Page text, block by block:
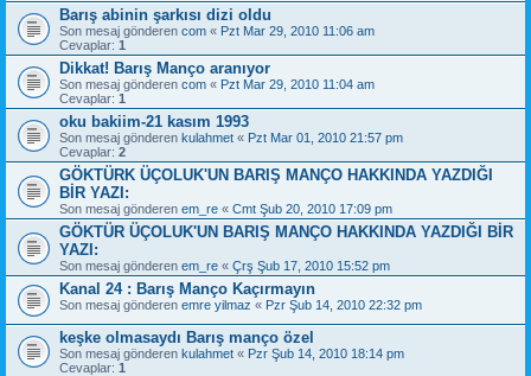
Barış abinin şarkısı dizi oldu
Son mesaj gönderen com « Pzt Mar 29, 2010 11:06 am
Cevaplar: 1
Dikkat! Barış Manço aranıyor
Son mesaj gönderen com « Pzt Mar 29, 2010 11:04 am
Cevaplar: 1
oku bakiim-21 kasım 1993
Son mesaj gönderen kulahmet « Pzt Mar 01, 2010 21:57 pm
Cevaplar: 2
GÖKTÜRK ÜÇOLUK'UN BARIŞ MANÇO HAKKINDA YAZDIĞI
BİR YAZI:
Son mesaj gönderen em_re « Cmt Şub 20, 2010 17:09 pm
GÖKTÜR ÜÇOLUK'UN BARIŞ MANÇO HAKKINDA YAZDIĞI BİR
YAZI:
Son mesaj gönderen em_re « Çrş Şub 17, 2010 15:52 pm
Kanal 24 : Barış Manço Kaçırmayın
Son mesaj gönderen emre yilmaz « Pzr Şub 14, 2010 22:32 pm
keşke olmasaydı Barış manço özel
Son mesaj gönderen kulahmet « Pzr Şub 14, 2010 18:14 pm
Cevaplar: 1